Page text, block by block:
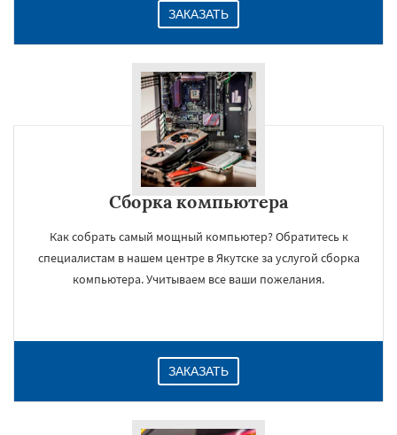
ЗАКАЗАТЬ
Сборка компьютера
Как собрать самый мощный компьютер? Обратитесь к
специалистам в нашем центре в Якутске за услугой сборка
компьютера. Учитываем все ваши пожелания.
ЗАКАЗАТЬ